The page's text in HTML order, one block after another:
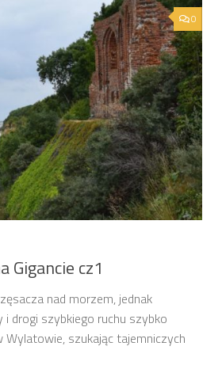
0
Gigancie cz1
nad morzem, jednak
drogi szybkiego ruchu szybko
szukając tajemniczych